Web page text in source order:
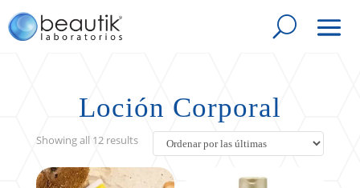
Loción Corporal
Showing all 12 resultsSorted
latest